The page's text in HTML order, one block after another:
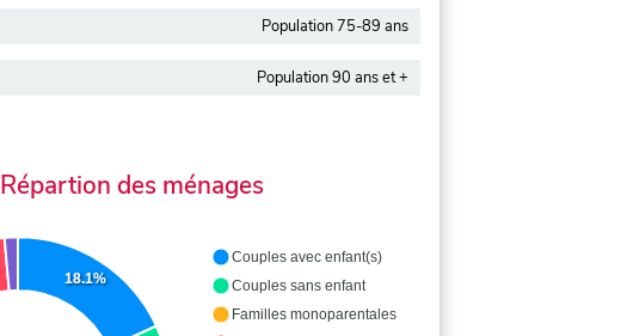
Population 75-89 ans
Population 90 ans et +
Répartion des ménages
18.1%
Couples avec enfant(s)
Couples sans enfant
Familles monoparentales